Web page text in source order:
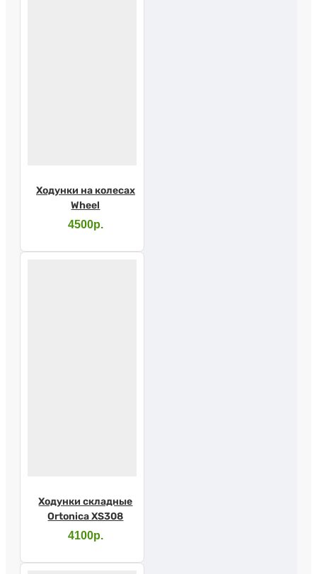
Ходунки на колесах
Wheel
4500р.
Ходунки складные
Ortonica XS308
4100р.